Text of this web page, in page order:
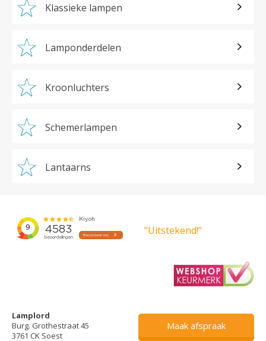
Klassieke lampen
Lamponderdelen
Kroonluchters
Schemerlampen
Lantaarns
“Uitstekend!”
Lamplord
Burg. Grothestraat 45
3761 CK Soest
Maak afspraak